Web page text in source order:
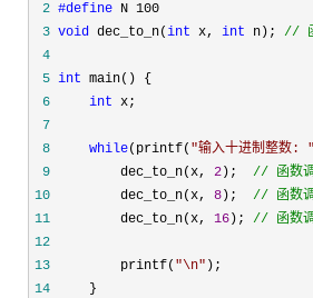
2 #define
3 void dec_to_n(int x, int n); //
4
5 int
6
int
7
8
while(printf( "输入十进制整数: "
9
         dec_to_n(x,
2 ); // 函数
10
         dec_to_n(x,
8 ); // 函数
11
         dec_to_n(x,
16 ); // 函数
12
13
         printf(
"\n"
14